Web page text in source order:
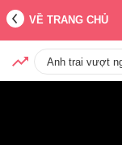
VỀ TRANG CHỦ
Anh trai vượt